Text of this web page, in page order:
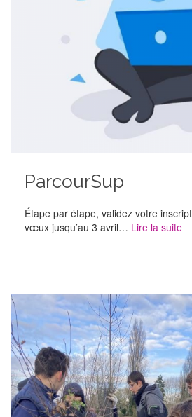
ParcourSup
Étape par étape, validez votre
vœux jusqu’au 3 avril… Lire la suite